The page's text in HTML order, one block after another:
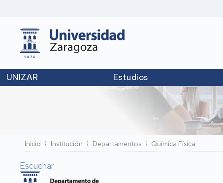
UNIZAR Estudios
Ruta
de
navegación
Inicio Institución Departamentos Química Física
Escuchar